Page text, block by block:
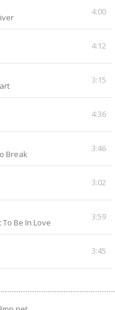
4:00
4:12
3:15
4:36
3:46
Break
3:02
3:59
Be In Love
3:45